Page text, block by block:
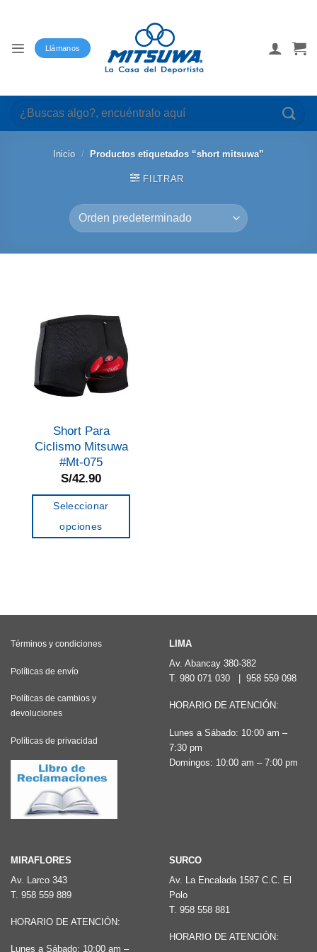
Llámanos
Buscar
por:
Inicio / Productos etiquetados “short mitsuwa”
FILTRAR
Short Para
Ciclismo Mitsuwa
#Mt-075
S/42.90
Seleccionar
opciones
Las
pueden
en
la
página
de
producto
Términos y condiciones
Políticas de envío
Políticas de cambios y
devoluciones
Políticas de privacidad
LIMA
Av. Abancay 380-382
T. 980 071 030 958 559 098
HORARIO DE ATENCIÓN:
Lunes a Sábado: 10:00 am –
7:30 pm
Domingos: 10:00 am – 7:00 pm
MIRAFLORES
Av. Larco 343
T. 958 559 889
HORARIO DE ATENCIÓN:
Lunes a Sábado: 10:00 am –
SURCO
Av. La Encalada 1587 C.C. El
Polo
T. 958 558 881
HORARIO DE ATENCIÓN: